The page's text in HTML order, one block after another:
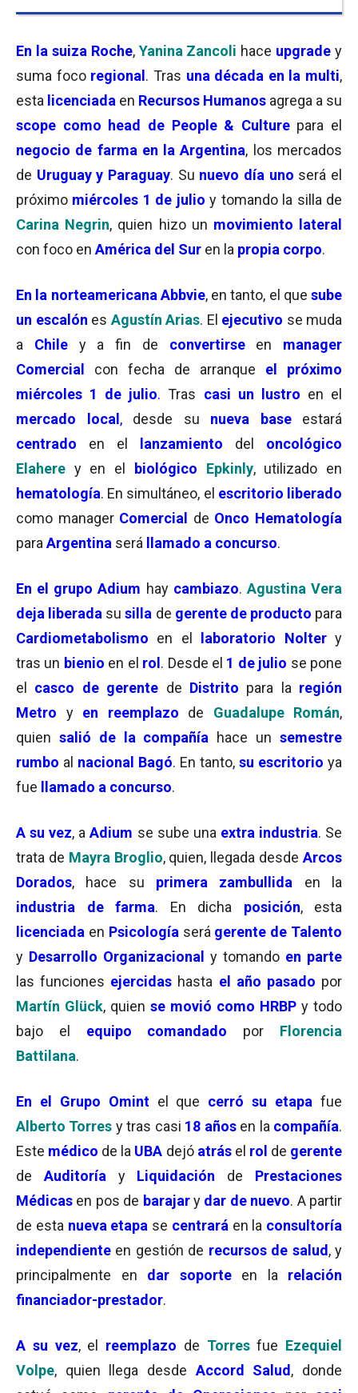
En la suiza Roche,Yanina Zancoli hace upgrade y
suma foco regional . Tras una década en la multi,
esta licenciada en Recursos Humanos agrega a su
scope como head de People & Culture para el
negocio de farma en la Argentina, los mercados
de Uruguay y Paraguay. Su nuevo día uno será el
próximo miércoles 1 de julio y tomando la silla de
Carina Negrin, quien hizo un movimiento lateral
con foco en América del Sur en la propia corpo.
En la norteamericana Abbvie, en tanto, el que sube
un escalón es Agustín Arias. El ejecutivo se muda
a Chile y a fin de convertirse en manager
Comercial con fecha de arranque el próximo
miércoles 1 de julio.Tras casi un lustro en el
mercado local , desde su nueva baseestará
centrado
en el lanzamiento del oncológico
Elahere y en el biológico Epkinly, utilizado en
hematología. En simultáneo, el escritorio liberado
como managerComercial de Onco Hematología
para Argentina será llamado a concurso.
En el grupo Adium hay cambiazo. Agustina Vera
deja liberada su silla de gerente de producto para
Cardiometabolismo en el laboratorio Noltery
tras un bienio en el rol . Desde el 1 de julio se pone
el
casco de gerente de Distrito para la región
Metro yen reemplazo de Guadalupe Román,
quien salió de la compañía hace unsemestre
rumbo al nacional Bagó. En tanto, su escritorio ya
fue
llamado a concurso.
A su vez, aAdium se sube una extra industria. Se
trata de Mayra Broglio, quien, llegada desdeArcos
Dorados, hace su primera zambullida en la
industria de farma. En dicha posición, esta
licenciada en Psicología será gerente de Talento
y Desarrollo Organizacional y tomando en parte
las funciones ejercidas hasta el año pasado por
Martín Glück, quien se movió como HRBP y todo
bajo el equipo comandado por Florencia
Battilana.
En el Grupo Omint el que cerró su etapa fue
Alberto Torres y tras casi 18 añosen la compañía.
Este médico de la UBA dejó atrás el rol de gerente
de Auditoría y Liquidación de Prestaciones
Médicas en pos de barajar y dar de nuevo. A partir
de esta nueva etapa se centrará en la consultoría
independiente en gestión de recursos de salud , y
principalmente en dar soporteen la relación
financiador-prestador.
A su vez, el reemplazo de Torres fue Ezequiel
Volpe, quien llega desde Accord Salud , donde